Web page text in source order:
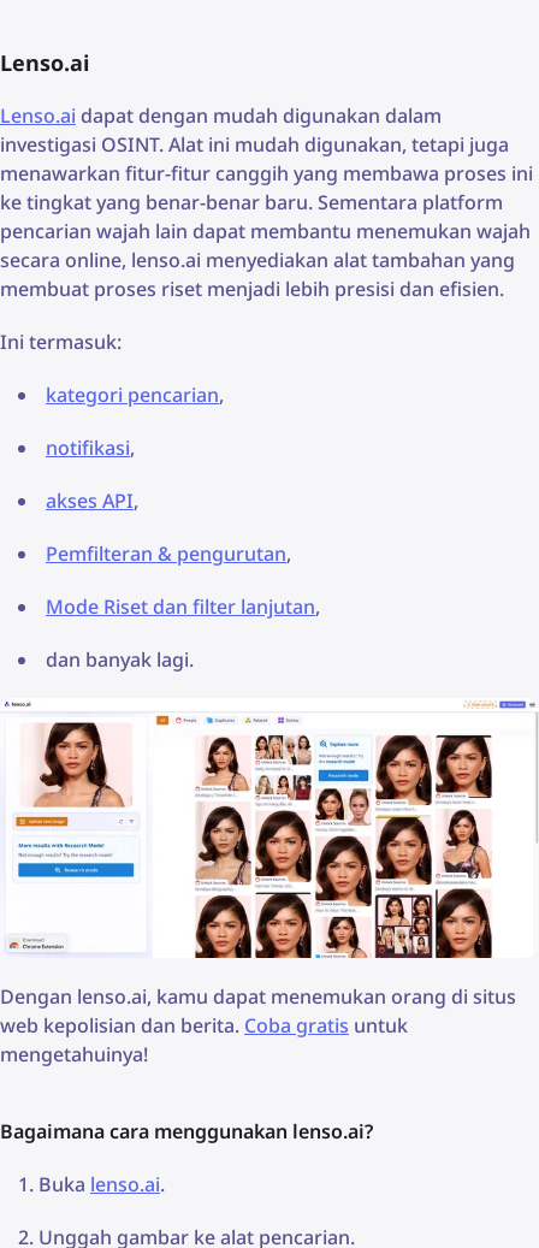
Lenso.ai
Lenso.ai dapat dengan mudah digunakan dalam
investigasi OSINT. Alat ini mudah digunakan, tetapi juga
menawarkan fitur-fitur canggih yang membawa proses ini
ke tingkat yang benar-benar baru. Sementara platform
pencarian wajah lain dapat membantu menemukan wajah
secara online, lenso.ai menyediakan alat tambahan yang
membuat proses riset menjadi lebih presisi dan efisien.
Ini termasuk:
kategori pencarian,
notifikasi,
akses API,
Pemfilteran & pengurutan,
Mode Riset dan filter lanjutan,
dan banyak lagi.
Dengan lenso.ai, kamu dapat menemukan orang di situs
web kepolisian dan berita. Coba gratis untuk
mengetahuinya!
Bagaimana cara menggunakan lenso.ai?
Buka lenso.ai.
Unggah gambar ke alat pencarian.